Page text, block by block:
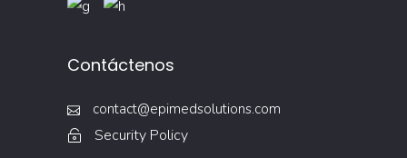
Contáctenos
contact@epimedsolutions.com
Security Policy